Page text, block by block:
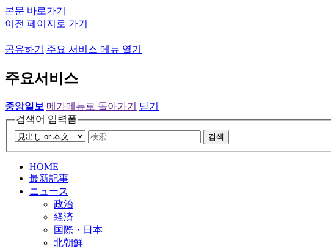
본문 바로가기
이전 페이지로 가기
공유하기 주요 서비스 메뉴 열기
주요서비스
중앙일보 메가메뉴로 돌아가기
닫기
검색어 입력폼
검색
HOME
最新記事
ニュース
政治
経済
国際・日本
北朝鮮